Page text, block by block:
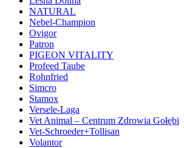
NATURAL
Nebel-Champion
Ovigor
Patron
PIGEON VITALITY
Profeed Taube
Rohnfried
Simcro
Stamox
Versele-Laga
Vet Animal – Centrum Zdrowia Gołębi
Vet-Schroeder+Tollisan
Volantor